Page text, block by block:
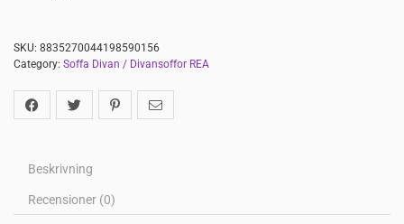
SKU: 8835270044198590156
Category: Soffa Divan / Divansoffor REA
Beskrivning
Recensioner (0)